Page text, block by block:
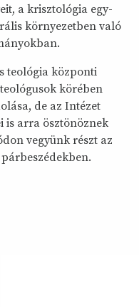
a krisztológia egy-
környezetben való
teológia központi
körében
de az Intézet
is arra ösztönöznek
vegyünk részt az